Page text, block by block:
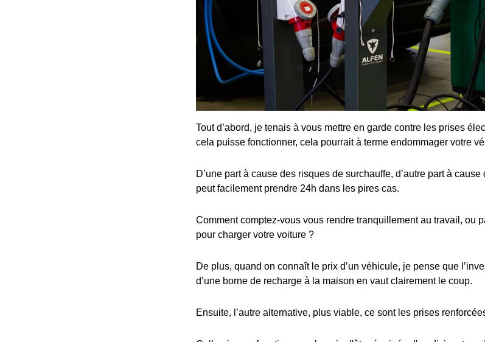
Tout d’abord, je tenais à vous mettre en garde contre les prises
cela puisse fonctionner, cela pourrait à terme endommager votre
D’une part à cause des risques de surchauffe, d’autre part à
peut facilement prendre 24h dans les pires cas.
Comment comptez-vous vous rendre tranquillement au travail, ou
pour charger votre voiture ?
De plus, quand on connaît le prix d’un véhicule, je pense que
d’une borne de recharge à la maison en vaut clairement le coup.
Ensuite, l’autre alternative, plus viable, ce sont les prises